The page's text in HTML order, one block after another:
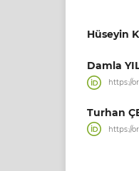
Hüseyin
Damla
https://
Turhan
https://